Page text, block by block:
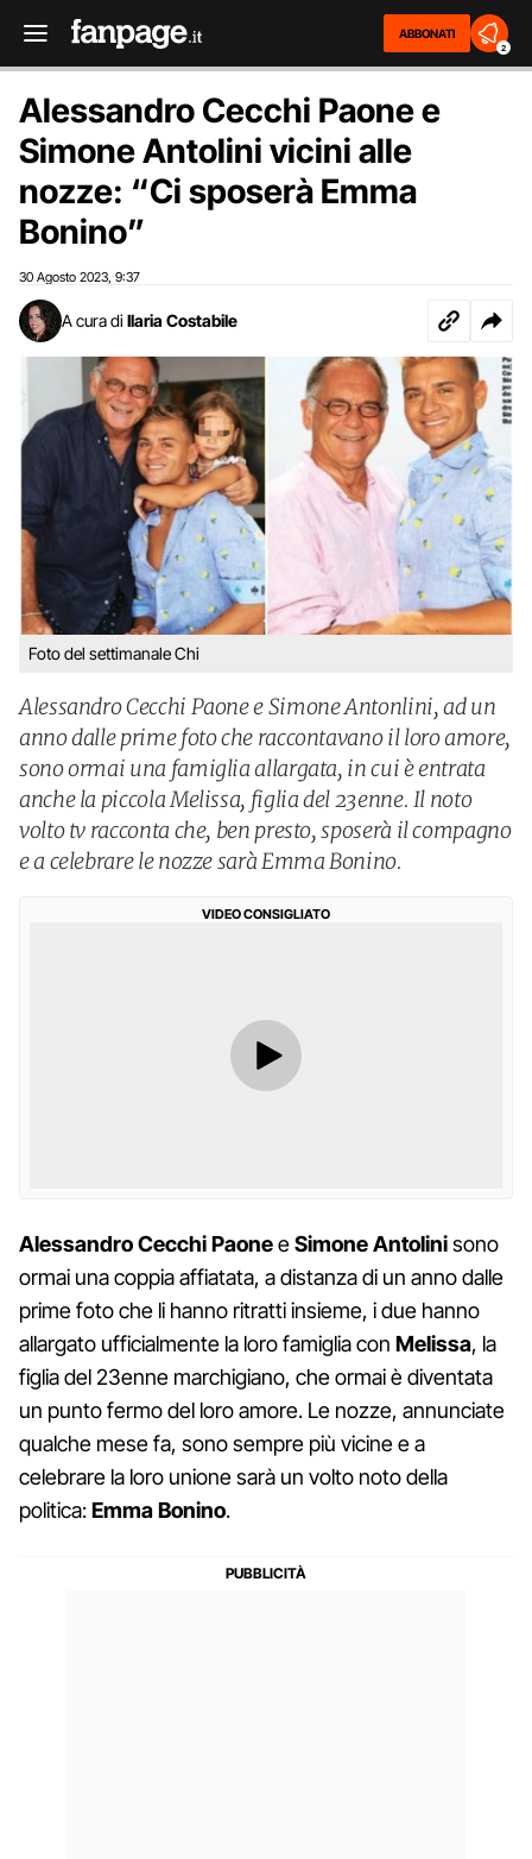
ABBONATI
2
Alessandro Cecchi Paone e
Simone Antolini vicini alle
nozze: “Ci sposerà Emma
Bonino”
30 Agosto 2023 9:37
A cura di Ilaria Costabile
Foto del settimanale Chi
Alessandro Cecchi Paone e Simone Antonlini, ad un
anno dalle prime foto che raccontavano il loro amore,
sono ormai una famiglia allargata, in cui è entrata
anche la piccola Melissa, figlia del 23enne. Il noto
volto tv racconta che, ben presto, sposerà il compagno
e a celebrare le nozze sarà Emma Bonino.
VIDEO CONSIGLIATO
Alessandro Cecchi PaoneeSimone Antolinisono
ormai una coppia affiatata, a distanza di un anno dalle
prime foto che li hanno ritratti insieme, i due hanno
allargato ufficialmente la loro famiglia con Melissa, la
figlia del 23enne marchigiano, che ormai è diventata
un punto fermo del loro amore. Le nozze, annunciate
qualche mese fa, sono sempre più vicine e a
celebrare la loro unione sarà un volto noto della
politica:Emma Bonino.